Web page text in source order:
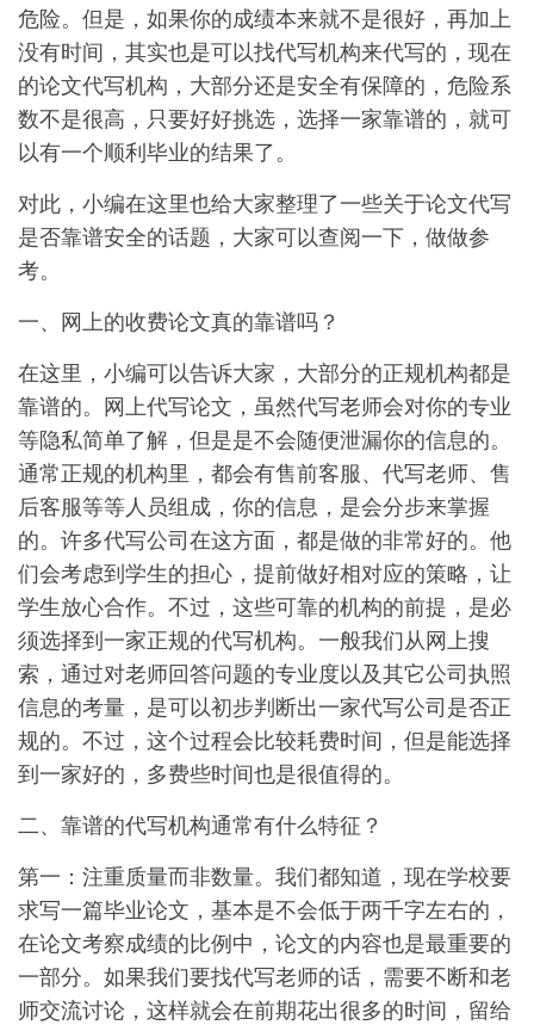
危险。但是，如果你的成绩本来就不是很好，再加上
没有时间，其实也是可以找代写机构来代写的，现在
的论文代写机构，大部分还是安全有保障的，危险系
数不是很高，只要好好挑选，选择一家靠谱的，就可
以有一个顺利毕业的结果了。
对此，小编在这里也给大家整理了一些关于论文代写
是否靠谱安全的话题，大家可以查阅一下，做做参
考。
一、网上的收费论文真的靠谱吗？
在这里，小编可以告诉大家，大部分的正规机构都是
靠谱的。网上代写论文，虽然代写老师会对你的专业
等隐私简单了解，但是是不会随便泄漏你的信息的。
通常正规的机构里，都会有售前客服、代写老师、售
后客服等等人员组成，你的信息，是会分步来掌握
的。许多代写公司在这方面，都是做的非常好的。他
们会考虑到学生的担心，提前做好相对应的策略，让
学生放心合作。不过，这些可靠的机构的前提，是必
须选择到一家正规的代写机构。一般我们从网上搜
索，通过对老师回答问题的专业度以及其它公司执照
信息的考量，是可以初步判断出一家代写公司是否正
规的。不过，这个过程会比较耗费时间，但是能选择
到一家好的，多费些时间也是很值得的。
二、靠谱的代写机构通常有什么特征？
第一：注重质量而非数量。我们都知道，现在学校要
求写一篇毕业论文，基本是不会低于两千字左右的，
在论文考察成绩的比例中，论文的内容也是最重要的
一部分。如果我们要找代写老师的话，需要不断和老
师交流讨论，这样就会在前期花出很多的时间，留给